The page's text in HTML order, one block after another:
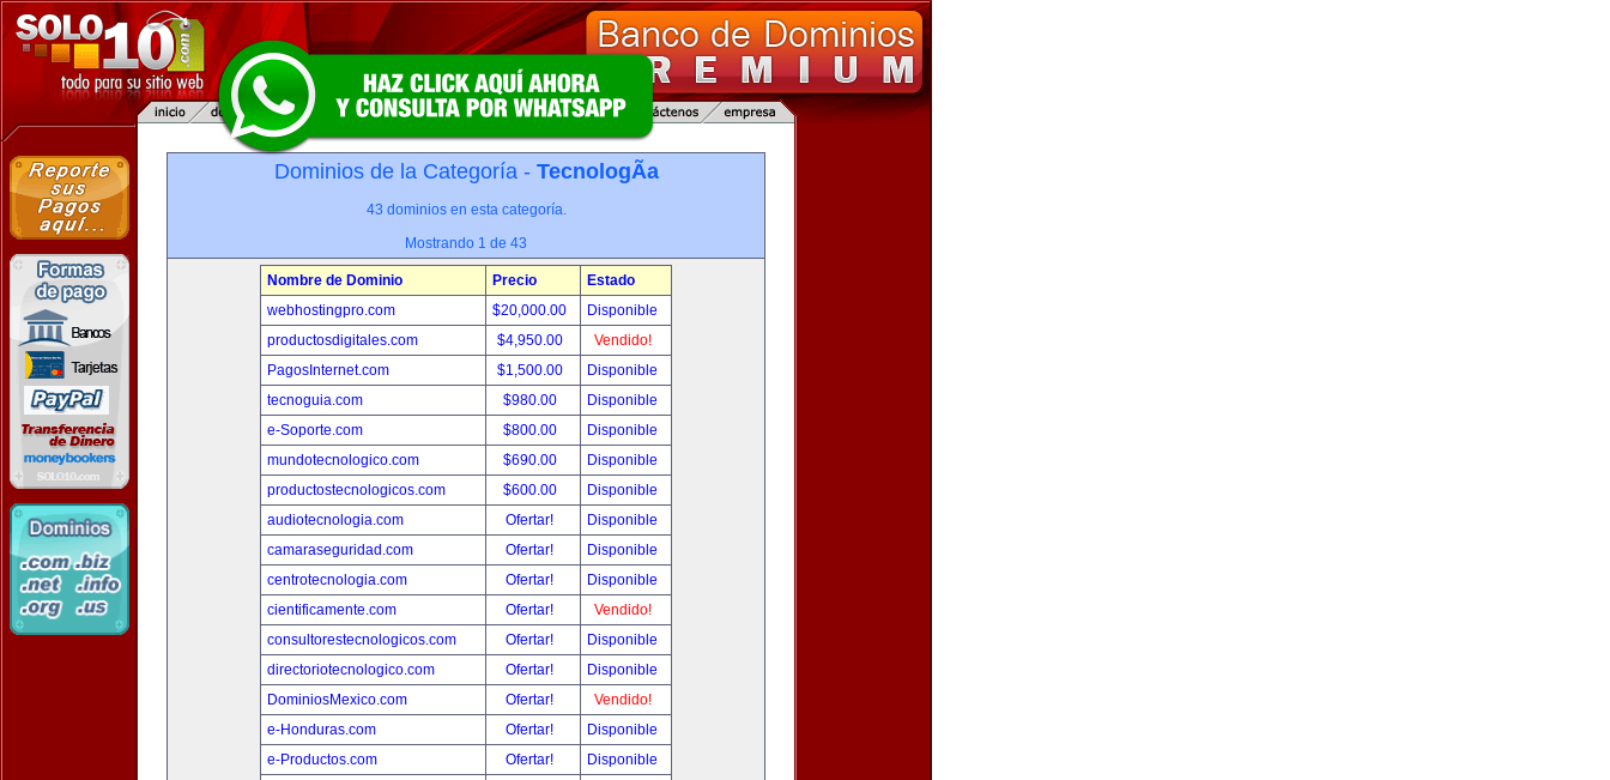
Dominios de la Categoría - TecnologÃ­a
43 dominios en esta categoría.
Mostrando 1 de 43
Nombre de Dominio Precio
Estado
webhostingpro.com
$20,000.00
Disponible
productosdigitales.com
$4,950.00
Vendido!
PagosInternet.com
$1,500.00
Disponible
tecnoguia.com
$980.00
Disponible
e-Soporte.com
$800.00
Disponible
mundotecnologico.com
$690.00
Disponible
productostecnologicos.com
$600.00
Disponible
audiotecnologia.com
Ofertar!
Disponible
camaraseguridad.com
Ofertar!
Disponible
centrotecnologia.com
Ofertar!
Disponible
cientificamente.com
Ofertar!
Vendido!
consultorestecnologicos.com
Ofertar!
Disponible
directoriotecnologico.com
Ofertar!
Disponible
DominiosMexico.com
Ofertar!
Vendido!
e-Honduras.com
Ofertar!
Disponible
e-Productos.com
Ofertar!
Disponible